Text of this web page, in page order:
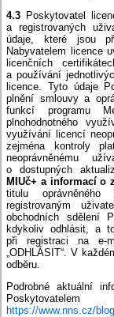
4.3 Poskytovatel
a registrovaných
údaje, které jsou
Nabyvatelem licence
licenčních
a používání
licence. Tyto údaje
plnění smlouvy a
funkcí programu
plnohodnotného
využívání licencí
zejména kontroly
neoprávněnému
o dostupných
MIUč+ a informací o
titulu
registrovaným
obchodních sdělení
kdykoliv odhlásit, a
při registraci na e-
„ODHLÁSIT“. V
odběru.
Podrobné aktuální
https://www.nns.cz/